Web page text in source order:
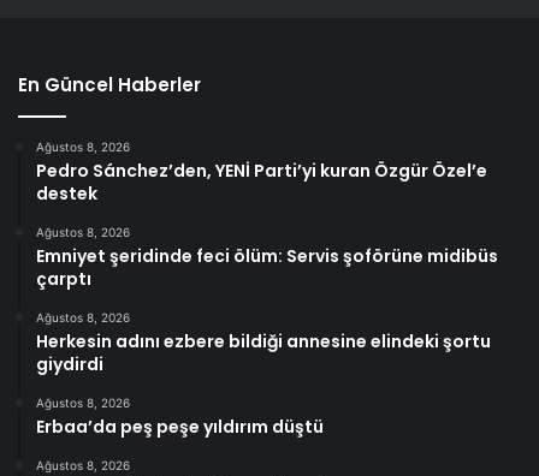
En Güncel Haberler
Ağustos 8, 2026
Pedro Sánchez’den, YENİ Parti’yi kuran Özgür Özel’e
destek
Ağustos 8, 2026
Emniyet şeridinde feci ölüm: Servis şoförüne midibüs
çarptı
Ağustos 8, 2026
Herkesin adını ezbere bildiği annesine elindeki şortu
giydirdi
Ağustos 8, 2026
Erbaa’da peş peşe yıldırım düştü
Ağustos 8, 2026